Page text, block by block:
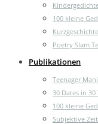
100 kleine
Poetry Slam
Publikationen
Teenager
30 Dates in 30
100 kleine
Subjektive